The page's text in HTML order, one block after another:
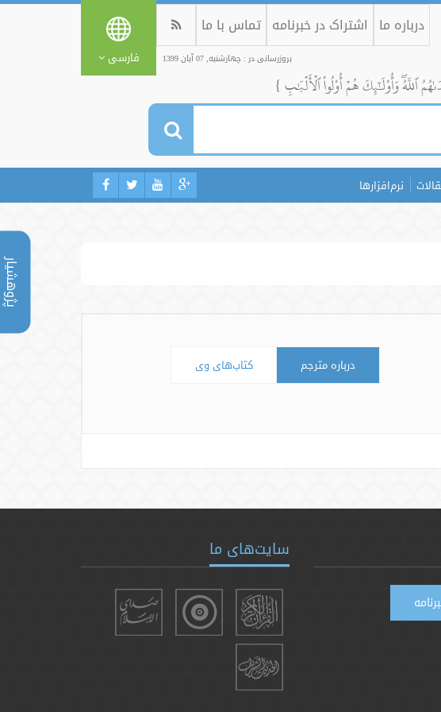
پژوهشیار
درباره ما اشتراک در خبرنامه تماس با ما
بروزرسانی در : چهارشنبه, 07 آبان 1399 فارسی
ٱللَّهُۖ وَأُوْلَٰٓئِكَ هُمۡ أُوْلُواْ ٱلۡأَلۡبَٰبِ }
نرم‌افزارها
درباره مترجم کتاب‌های وی
سایت‌های ما